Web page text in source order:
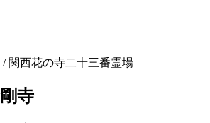
関西花の寺二十三番霊場
寺